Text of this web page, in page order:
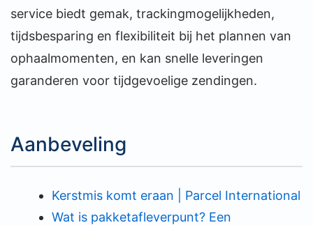
service biedt gemak, trackingmogelijkheden,
tijdsbesparing en flexibiliteit bij het plannen van
ophaalmomenten, en kan snelle leveringen
garanderen voor tijdgevoelige zendingen.
Aanbeveling
Kerstmis komt eraan | Parcel International
Wat is pakketafleverpunt? Een